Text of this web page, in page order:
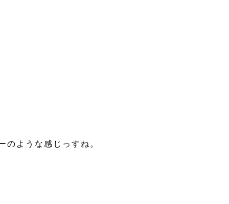
のような感じっすね。